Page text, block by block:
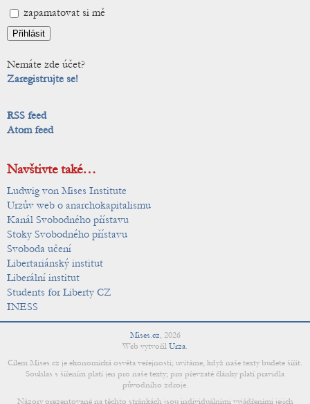
zapamatovat si mě
Nemáte zde účet?
Zaregistrujte se!
RSS feed
Atom feed
Navštivte také…
Ludwig von Mises Institute
Urzův web o anarchokapitalismu
Kanál Svobodného přístavu
Stoky Svobodného přístavu
Svoboda učení
Libertariánský institut
Liberální institut
Students for Liberty CZ
INESS
Mises.cz, 2026
Web vytvořil Urza.
Cílem Mises.cz je ekonomická osvěta veřejnosti; uvítáme, když naše texty budete šířit.
Souhlas s šířením platí jen pro naše texty; pro převzaté články platí pravidla
původního zdroje.
Názory prezentované na těchto stránkách jsou individuálními vyjádřeními jejich